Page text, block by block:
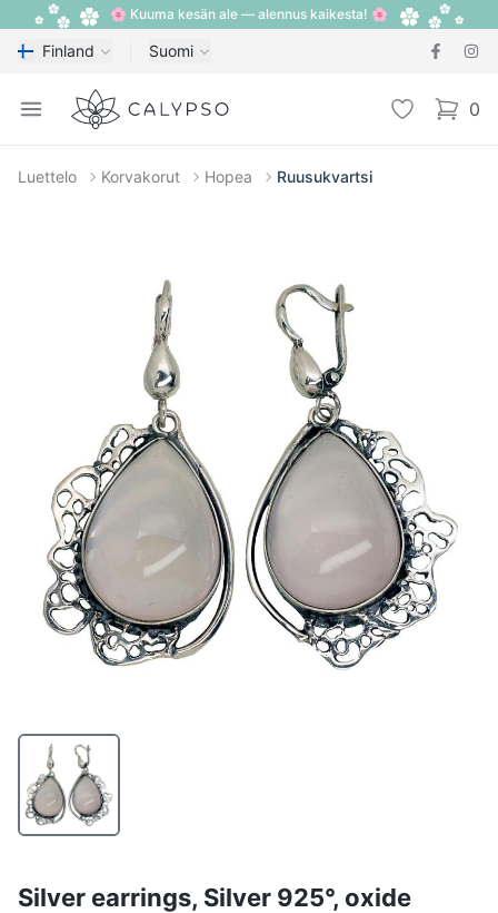
🌸 Kuuma kesän ale — alennus kaikesta! 🌸
Finland Suomi
Open menu
Calypso Toivelista 0
items
Luettelo Korvakorut Hopea Ruusukvartsi
Silver earrings, Silver 925°, oxide